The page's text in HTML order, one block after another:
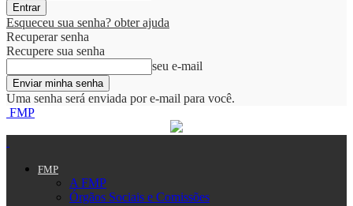
Esqueceu sua senha? obter ajuda
Recuperar senha
Recupere sua senha
seu e-mail
Uma senha será enviada por e-mail para você.
FMP
FMP
A FMP
Órgãos Sociais e Comissões